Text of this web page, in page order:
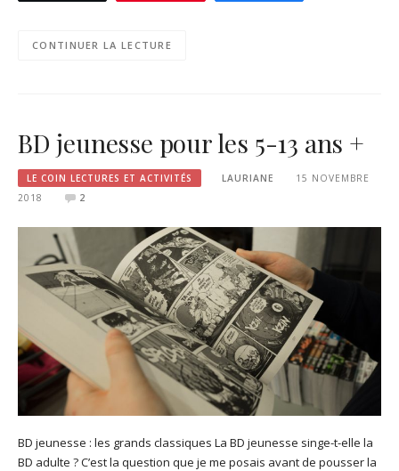
CONTINUER LA LECTURE
BD jeunesse pour les 5-13 ans +
LE COIN LECTURES ET ACTIVITÉS LAURIANE
15 NOVEMBRE
2018
2
BD jeunesse : les grands classiques La BD jeunesse singe-t-elle la
BD adulte ? C’est la question que je me posais avant de pousser la